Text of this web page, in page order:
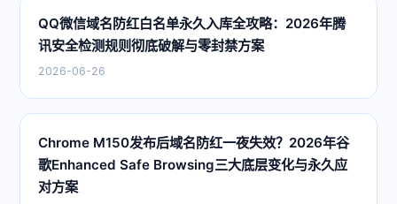
QQ微信域名防红白名单永久入库全攻略：2026年腾
讯安全检测规则彻底破解与零封禁方案
2026-06-26
Chrome M150发布后域名防红一夜失效？2026年谷
歌Enhanced Safe Browsing三大底层变化与永久应
对方案